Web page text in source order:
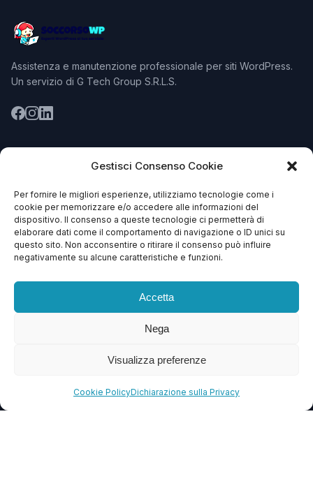
Gestisci Consenso Cookie
Per fornire le migliori esperienze, utilizziamo tecnologie come i
cookie per memorizzare e/o accedere alle informazioni del
dispositivo. Il consenso a queste tecnologie ci permetterà di
elaborare dati come il comportamento di navigazione o ID unici su
questo sito. Non acconsentire o ritirare il consenso può influire
negativamente su alcune caratteristiche e funzioni.
Accetta
Nega
Visualizza preferenze
Cookie PolicyDichiarazione sulla Privacy
Assistenza e manutenzione professionale per siti WordPress.
Un servizio di G Tech Group S.R.L.S.
Rimozione Malware
Sviluppo Plugin
Piani e Prezzi